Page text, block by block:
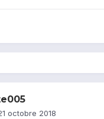
octobre 2018